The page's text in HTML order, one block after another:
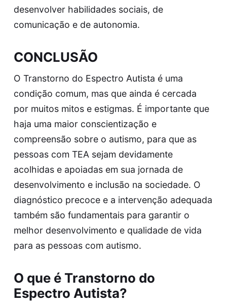
desenvolver habilidades sociais, de
comunicação e de autonomia.
CONCLUSÃO
O Transtorno do Espectro Autista é uma
condição comum, mas que ainda é cercada
por muitos mitos e estigmas. É importante que
haja uma maior conscientização e
compreensão sobre o autismo, para que as
pessoas com TEA sejam devidamente
acolhidas e apoiadas em sua jornada de
desenvolvimento e inclusão na sociedade. O
diagnóstico precoce e a intervenção adequada
também são fundamentais para garantir o
melhor desenvolvimento e qualidade de vida
para as pessoas com autismo.
O que é Transtorno do
Espectro Autista?